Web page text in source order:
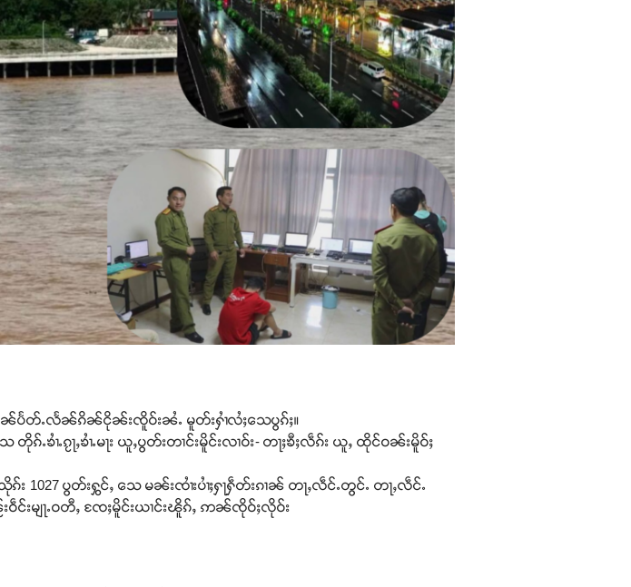
ၼ်ပႅတ်ႉလႅၼ်ၵိၼ်ငိုၼ်းၸိူဝ်းၼႆႉ မူတ်းႁၢႆလႆႈသေပွၵ်ႈ။
ႉၶၢႆႉၵႂႃႇၶၢႆႉမႃး ယူႇပွတ်းတၢင်းမိူင်းလၢဝ်း- တႃႈၶီႈလဵၵ်း ယူႇ ထိုင်ဝၼ်းမိူဝ်ႈ
ပွတ်းႁွင်ႇ သေ မၼ်းၸၢႆးပၢႆႈႁႃႁဵတ်းၵၢၼ် တႃႇလဵင်ႉတွင်ႉ တႃႇလဵင်ႉ
းမျႃႉဝတီႇ ၸႄႈမိူင်းယၢင်းၽိူၵ်ႇ ဢၼ်ၸိုဝ်ႈလိုဝ်း